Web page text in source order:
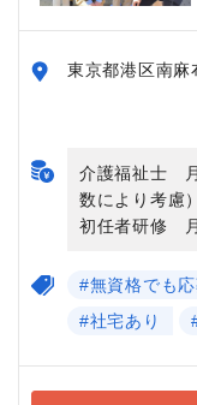
東京都港区南麻
介護福祉士
数により考慮）
初任者研修
#無資格でも
#社宅あり